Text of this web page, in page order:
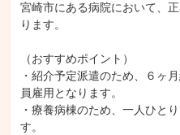
宮崎市にある病院において、
ります。
（おすすめポイント）
・紹介予定派遣のため、６ヶ
員雇用となります。
・療養病棟のため、一人ひと
す。